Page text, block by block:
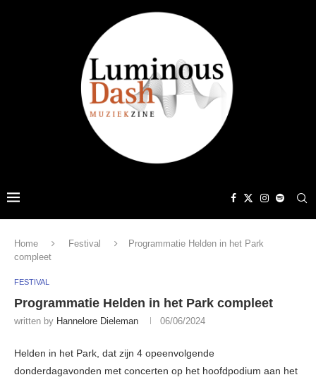
Home Festival
Programmatie Helden in het Park
compleet
FESTIVAL
Programmatie Helden in het Park compleet
written by Hannelore Dieleman 06/06/2024
Helden in het Park, dat zijn 4 opeenvolgende
donderdagavonden met concerten op het hoofdpodium aan het